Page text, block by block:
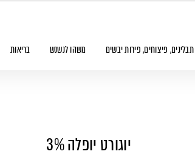
תבלינים, פיצוחים, פירות יבשים משהו לנשנש בריאות
יוגורט יופלה 3%